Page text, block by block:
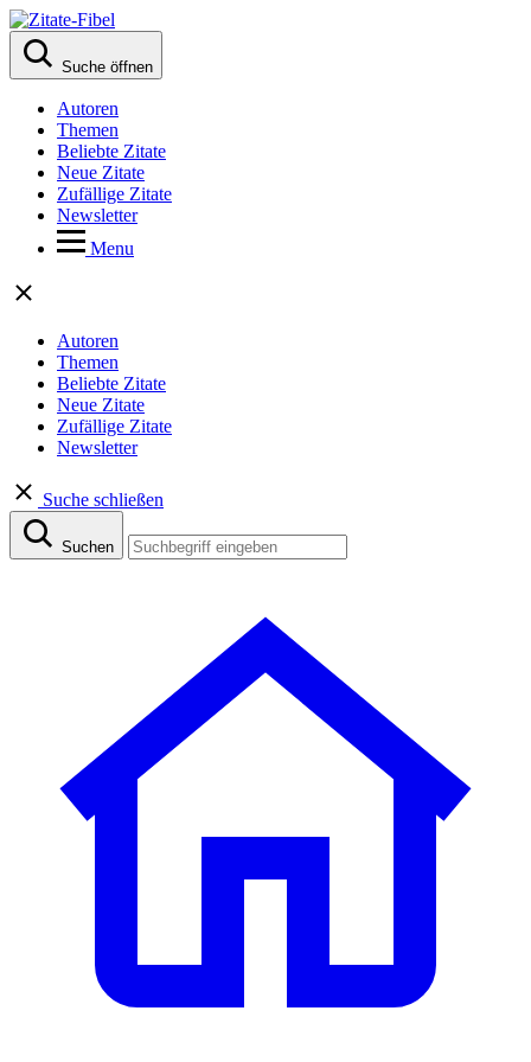
Suche öffnen
Autoren
Themen
Beliebte Zitate
Neue Zitate
Zufällige Zitate
Newsletter
Menu
Autoren
Themen
Beliebte Zitate
Neue Zitate
Zufällige Zitate
Newsletter
Suche schließen
Suchen